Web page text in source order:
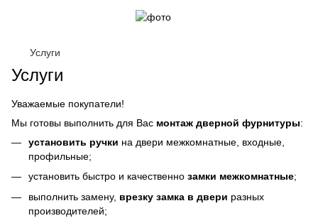
Услуги
Услуги
Уважаемые покупатели!
Мы готовы выполнить для Вас монтаж дверной фурнитуры:
установить ручки на двери межкомнатные, входные,
профильные;
установить быстро и качественно замки межкомнатные;
выполнить замену, врезку замка в двери разных
производителей;